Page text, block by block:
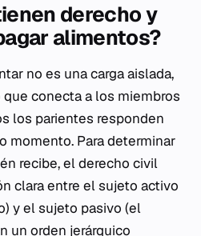
derecho y
alimentos?
no es una carga aislada,
conecta a los miembros
los parientes responden
momento. Para determinar
recibe, el derecho civil
clara entre el sujeto activo
y el sujeto pasivo (el
un orden jerárquico